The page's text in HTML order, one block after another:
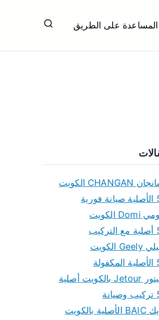
الاسعار
على الطريق
قطع غيار شانجان CHANGAN الكويت
قطع غيار دومي Domi الكويت
قطع غيار جيلي Geely الكويت
قطع غيار جيتور Jetour بالكويت أصلية
قطع غيار بايك BAIC الأصلية بالكويت